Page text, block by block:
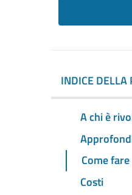
INDICE DELLA
A chi è
Come fare
Costi